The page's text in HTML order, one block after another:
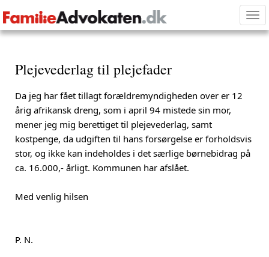
Plejevederlag til plejefader
Da jeg har fået tillagt forældremyndigheden over er 12
årig afrikansk dreng, som i april 94 mistede sin mor,
mener jeg mig berettiget til plejevederlag, samt
kostpenge, da udgiften til hans forsørgelse er forholdsvis
stor, og ikke kan indeholdes i det særlige børnebidrag på
ca. 16.000,- årligt. Kommunen har afslået.
Med venlig hilsen
P. N.